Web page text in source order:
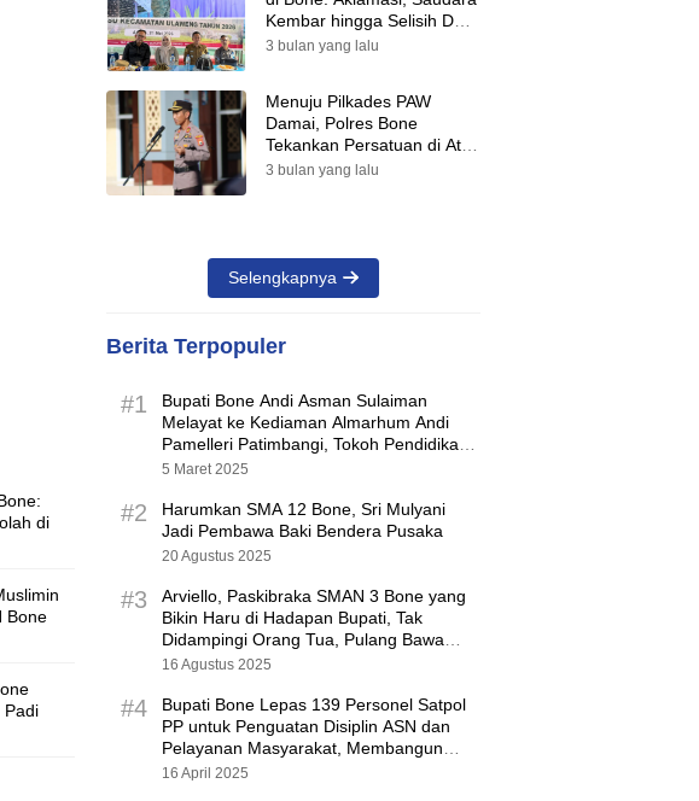
di
Bone
Padi
Kembar hingga Selisih Dua
Suara Warnai Pilkades PAW
3 bulan yang lalu
Menuju Pilkades PAW
Damai, Polres Bone
Tekankan Persatuan di Atas
Perbedaan Pilihan
3 bulan yang lalu
Selengkapnya
Berita Terpopuler
#1
Bupati Bone Andi Asman Sulaiman
Melayat ke Kediaman Almarhum Andi
Pamelleri Patimbangi, Tokoh Pendidikan
Kabupaten Bone
5 Maret 2025
#2
Harumkan SMA 12 Bone, Sri Mulyani
Jadi Pembawa Baki Bendera Pusaka
20 Agustus 2025
#3
Arviello, Paskibraka SMAN 3 Bone yang
Bikin Haru di Hadapan Bupati, Tak
Didampingi Orang Tua, Pulang Bawa
Hadiah Motor
16 Agustus 2025
#4
Bupati Bone Lepas 139 Personel Satpol
PP untuk Penguatan Disiplin ASN dan
Pelayanan Masyarakat, Membangun
Pemerintahan yang Tertib dan Melayani
16 April 2025